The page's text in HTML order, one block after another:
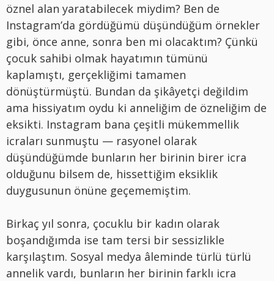
öznel alan yaratabilecek miydim? Ben de
Instagram’da gördüğümü düşündüğüm örnekler
gibi, önce anne, sonra ben mi olacaktım? Çünkü
çocuk sahibi olmak hayatımın tümünü
kaplamıştı, gerçekliğimi tamamen
dönüştürmüştü. Bundan da şikâyetçi değildim
ama hissiyatım oydu ki anneliğim de özneliğim de
eksikti. Instagram bana çeşitli mükemmellik
icraları sunmuştu — rasyonel olarak
düşündüğümde bunların her birinin birer icra
olduğunu bilsem de, hissettiğim eksiklik
duygusunun önüne geçememiştim.
Birkaç yıl sonra, çocuklu bir kadın olarak
boşandığımda ise tam tersi bir sessizlikle
karşılaştım. Sosyal medya âleminde türlü türlü
annelik vardı, bunların her birinin farklı icra